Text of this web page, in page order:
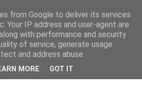
from Google to deliver its services
Your IP address and user-agent are
with performance and security
of service, generate usage
and address abuse.
MORE GOT IT